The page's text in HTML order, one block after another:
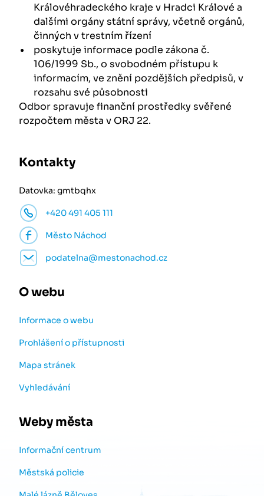
Královéhradeckého kraje v Hradci Králové a
dalšími orgány státní správy, včetně orgánů,
činných v trestním řízení
poskytuje informace podle zákona č.
106/1999 Sb., o svobodném přístupu k
informacím, ve znění pozdějších předpisů, v
rozsahu své působnosti
Odbor spravuje finanční prostředky svěřené
rozpočtem města v ORJ 22.
Kontakty
Datovka: gmtbqhx
+420 491 405 111
Město Náchod
podatelna@mestonachod.cz
O webu
Informace o webu
Prohlášení o přístupnosti
Mapa stránek
Vyhledávání
Weby města
Informační centrum
Městská policie